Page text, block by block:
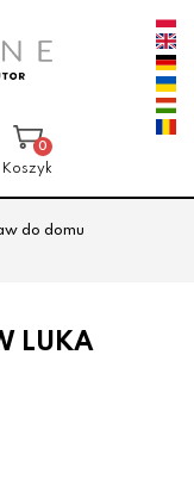
0
Koszyk
do domu
LUKA